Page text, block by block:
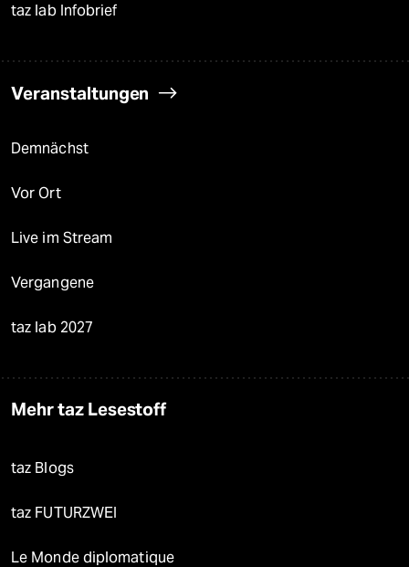
taz lab Infobrief
Veranstaltungen
Demnächst
Vor Ort
Live im Stream
Vergangene
taz lab 2027
Mehr taz Lesestoff
taz Blogs
taz FUTURZWEI
Le Monde diplomatique